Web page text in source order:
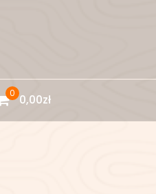
0 0,00zł